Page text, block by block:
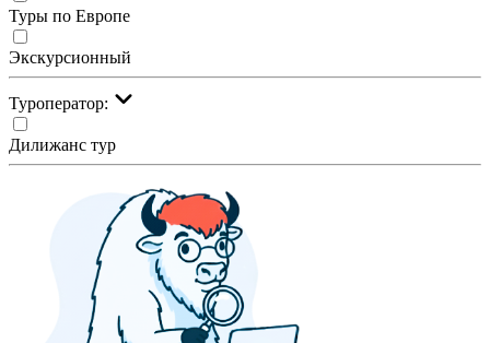
Туры по Европе
Экскурсионный
Туроператор:
Дилижанс тур